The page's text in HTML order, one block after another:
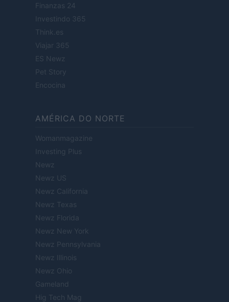
Finanzas 24
Investindo 365
Think.es
Viajar 365
ES Newz
Pet Story
Encocina
AMÉRICA DO NORTE
Womanmagazine
Investing Plus
Newz
Newz US
Newz California
Newz Texas
Newz Florida
Newz New York
Newz Pennsylvania
Newz Illinois
Newz Ohio
Gameland
Hig Tech Mag